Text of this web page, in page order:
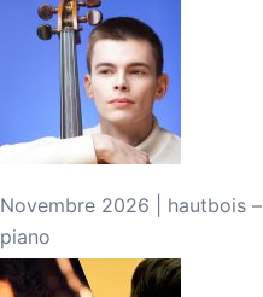
Novembre 2026 | hautbois –
piano